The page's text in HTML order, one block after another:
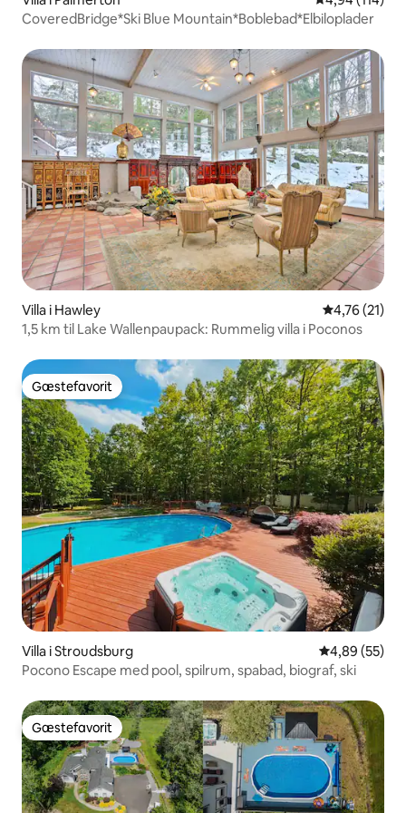
CoveredBridge*Ski Blue Mountain*Boblebad*Elbiloplader
Villa i Hawley 4,76 ud af 5
4,76 (21)
1,5 km til Lake Wallenpaupack: Rummelig villa i Poconos
Gæstefavorit
Gæstefavorit
Villa i Stroudsburg 4,89 ud af 5 i
4,89 (55)
Pocono Escape med pool, spilrum, spabad, biograf, ski
Gæstefavorit
Gæstefavorit